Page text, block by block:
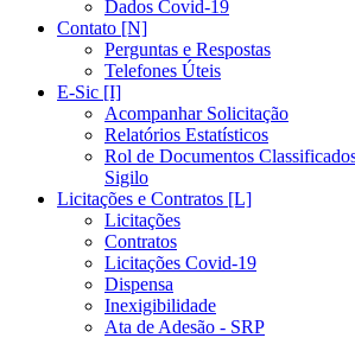
Dados Covid-19
Contato [N]
Perguntas e Respostas
Telefones Úteis
E-Sic [I]
Acompanhar Solicitação
Relatórios Estatísticos
Rol de Documentos
Sigilo
Licitações e Contratos [L]
Licitações
Contratos
Licitações Covid-19
Dispensa
Inexigibilidade
Ata de Adesão - SRP